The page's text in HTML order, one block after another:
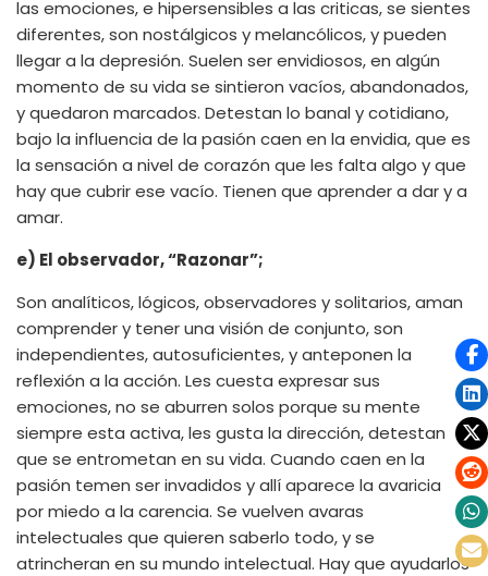
las emociones, e hipersensibles a las criticas, se sientes
diferentes, son nostálgicos y melancólicos, y pueden
llegar a la depresión. Suelen ser envidiosos, en algún
momento de su vida se sintieron vacíos, abandonados,
y quedaron marcados. Detestan lo banal y cotidiano,
bajo la influencia de la pasión caen en la envidia, que es
la sensación a nivel de corazón que les falta algo y que
hay que cubrir ese vacío. Tienen que aprender a dar y a
amar.
e) El observador, “Razonar”;
Son analíticos, lógicos, observadores y solitarios, aman
comprender y tener una visión de conjunto, son
independientes, autosuficientes, y anteponen la
reflexión a la acción. Les cuesta expresar sus
emociones, no se aburren solos porque su mente
siempre esta activa, les gusta la dirección, detestan
que se entrometan en su vida. Cuando caen en la
pasión temen ser invadidos y allí aparece la avaricia
por miedo a la carencia. Se vuelven avaras
intelectuales que quieren saberlo todo, y se
atrincheran en su mundo intelectual. Hay que ayudarlos